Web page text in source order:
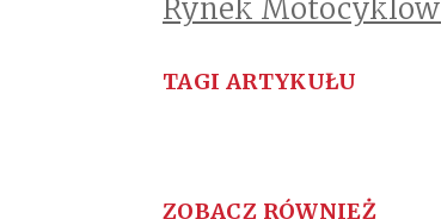
Rynek
TAGI ARTYKUŁU
ZOBACZ RÓWNIEŻ